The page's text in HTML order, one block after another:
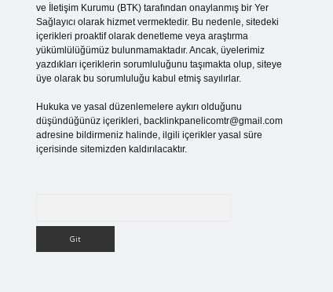
ve İletişim Kurumu (BTK) tarafından onaylanmış bir Yer
Sağlayıcı olarak hizmet vermektedir. Bu nedenle, sitedeki
içerikleri proaktif olarak denetleme veya araştırma
yükümlülüğümüz bulunmamaktadır. Ancak, üyelerimiz
yazdıkları içeriklerin sorumluluğunu taşımakta olup, siteye
üye olarak bu sorumluluğu kabul etmiş sayılırlar.
Hukuka ve yasal düzenlemelere aykırı olduğunu
düşündüğünüz içerikleri, backlinkpanelicomtr@gmail.com
adresine bildirmeniz halinde, ilgili içerikler yasal süre
içerisinde sitemizden kaldırılacaktır.